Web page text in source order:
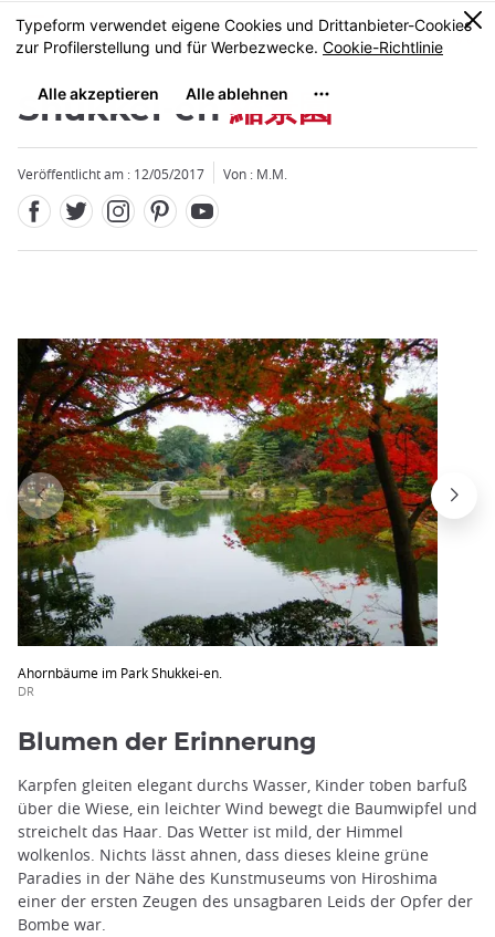
Größe
MENU
0
Shukkei-en縮景園
Veröffentlicht am : 12/05/2017 Von : M.M.
Ahornbäume im Park Shukkei-en.
DR
Schließen
Blumen der Erinnerung
Karpfen gleiten elegant durchs Wasser, Kinder toben barfuß
über die Wiese, ein leichter Wind bewegt die Baumwipfel und
streichelt das Haar. Das Wetter ist mild, der Himmel
wolkenlos. Nichts lässt ahnen, dass dieses kleine grüne
Paradies in der Nähe des Kunstmuseums von Hiroshima
einer der ersten Zeugen des unsagbaren Leids der Opfer der
Bombe war.